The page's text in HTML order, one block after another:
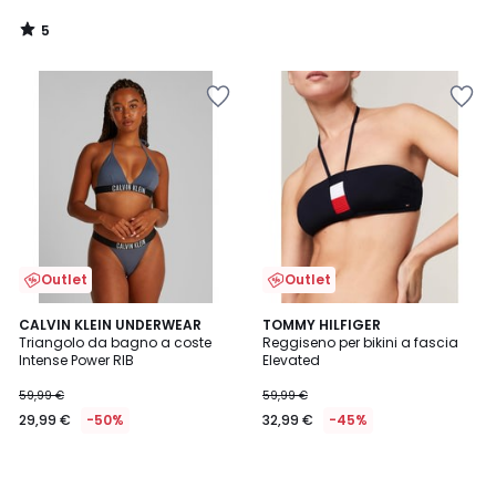
5
/
Outlet
CALVIN KLEIN UNDERWEAR
Triangolo da bagno a coste
Intense Power RIB
59,99 €
29,99 € -50%
Outlet
TOMMY HILFIGER
Reggiseno per bikini a fascia
Elevated
59,99 €
32,99 € -45%